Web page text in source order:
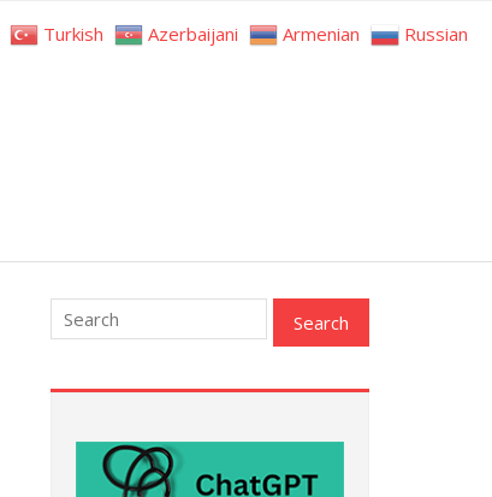
Turkish Azerbaijani Armenian Russian